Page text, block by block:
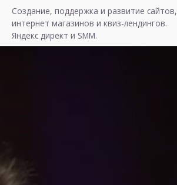
n
Создание, поддержка и развитие сайтов,
интернет магазинов и квиз-лендингов.
Яндекс директ и SMM.